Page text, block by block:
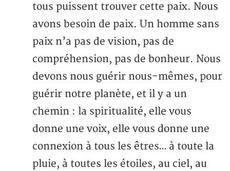
tous puissent trouver cette paix. Nous
avons besoin de paix. Un homme sans
paix n’a pas de vision, pas de
compréhension, pas de bonheur. Nous
devons nous guérir nous-mêmes, pour
guérir notre planète, et il y a un
chemin : la spiritualité, elle vous
donne une voix, elle vous donne une
connexion à tous les êtres… à toute la
pluie, à toutes les étoiles, au ciel, au